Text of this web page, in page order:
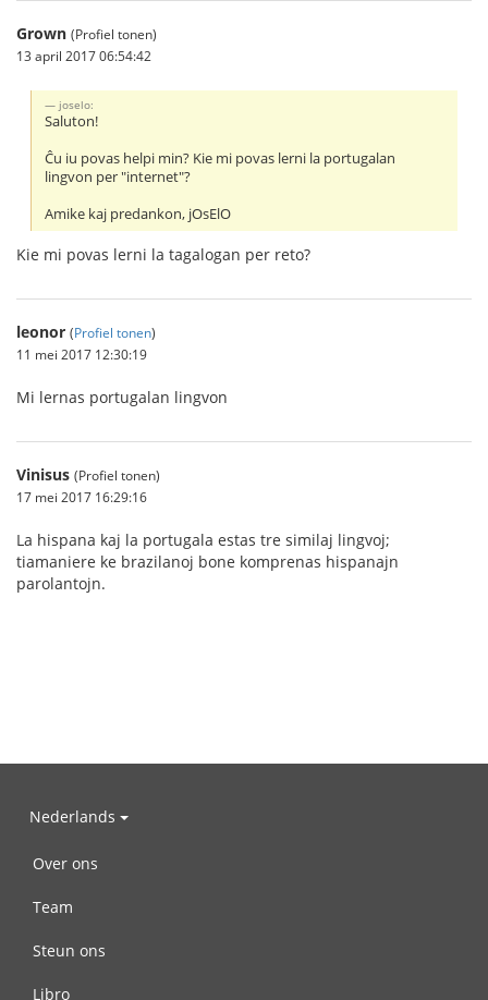
Grown (Profiel tonen)
13 april 2017 06:54:42
joselo:
Saluton!
Ĉu iu povas helpi min? Kie mi povas lerni la portugalan
lingvon per "internet"?
Amike kaj predankon, jOsElO
Kie mi povas lerni la tagalogan per reto?
leonor (Profiel tonen)
11 mei 2017 12:30:19
Mi lernas portugalan lingvon
Vinisus (Profiel tonen)
17 mei 2017 16:29:16
La hispana kaj la portugala estas tre similaj lingvoj;
tiamaniere ke brazilanoj bone komprenas hispanajn
parolantojn.
Nederlands
Over ons
Team
Steun ons
Libro